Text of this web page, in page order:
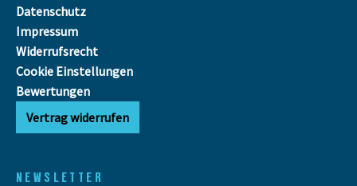
Datenschutz
Impressum
Widerrufsrecht
Cookie Einstellungen
Bewertungen
Vertrag widerrufen
NEWSLETTER